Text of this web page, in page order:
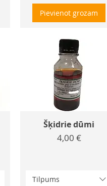
Pievienot grozam
Šķidrie dūmi
Cena
4,00 €
Tilpums